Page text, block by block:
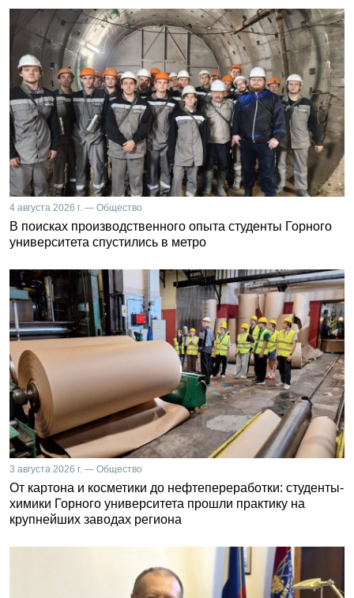
4 августа 2026 г. — Общество
В поисках производственного опыта студенты Горного
университета спустились в метро
3 августа 2026 г. — Общество
От картона и косметики до нефтепереработки: студенты-
химики Горного университета прошли практику на
крупнейших заводах региона